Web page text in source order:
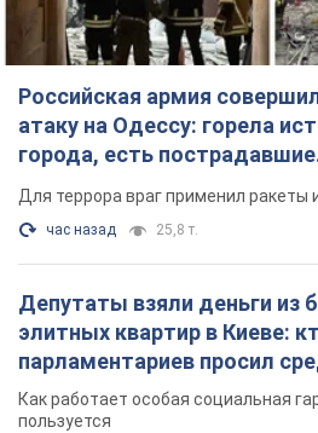
Российская армия
атаку на Одессу: горела
города, есть
Для террора враг применил ракеты
час назад 25,8 т.
Депутаты взяли деньги из
элитных квартир в Киеве:
парламентариев просил
поселился
Как работает особая социальная
пользуется